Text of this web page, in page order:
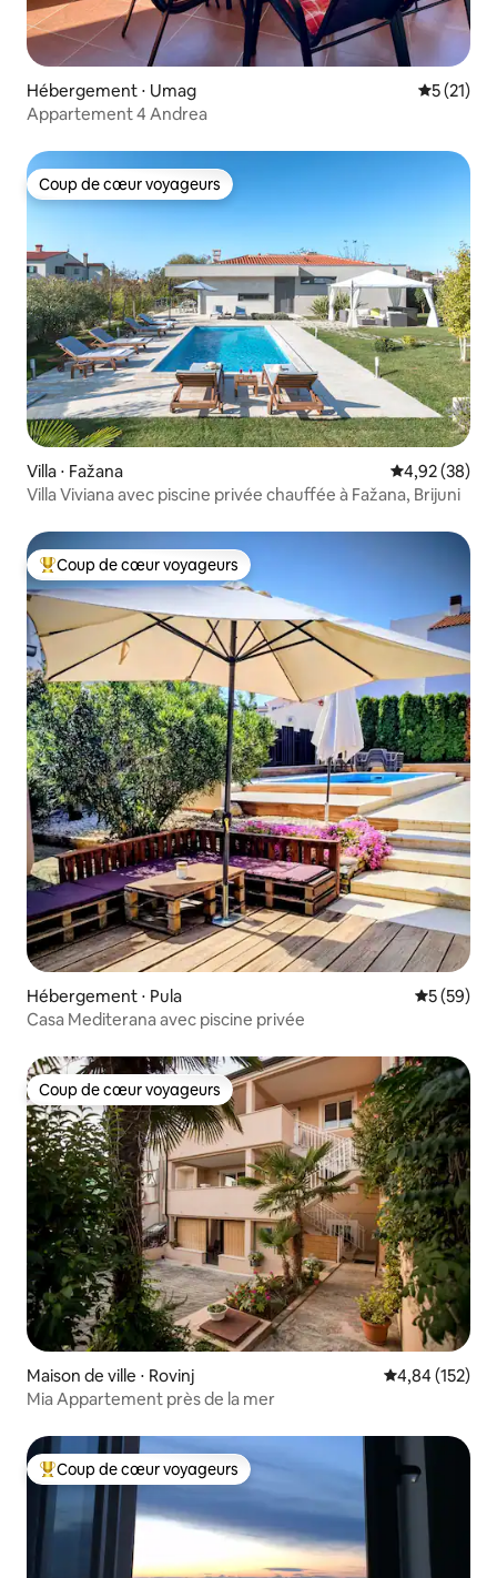
Hébergement ⋅ Umag
5 (21)
Appartement 4 Andrea
Coup de cœur voyageurs
Coup de cœur voyageurs
Villa ⋅ Fažana Évaluation
4,92 (38)
Villa Viviana avec piscine privée chauffée à Fažana, Brijuni
Coups de cœur voyageurs les plus appréciés
Coup de cœur voyageurs
Hébergement ⋅ Pula
5 (59)
Casa Mediterana avec piscine privée
Coup de cœur voyageurs
Coup de cœur voyageurs
Maison de ville ⋅ Rovinj Évaluation
4,84 (152)
Mia Appartement près de la mer
Coups de cœur voyageurs les plus appréciés
Coup de cœur voyageurs